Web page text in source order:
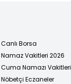
Canlı Borsa
Namaz Vakitleri 2026
Cuma Namazı Vakitleri
Nöbetçi Eczaneler